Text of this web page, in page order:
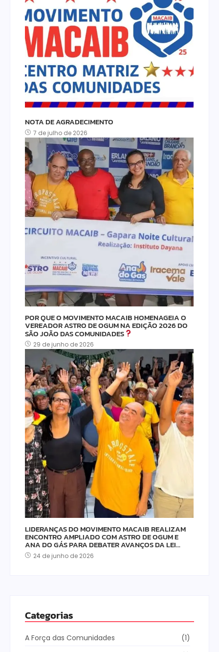
NOTA DE AGRADECIMENTO
7 de julho de 2026
POR QUE O MOVIMENTO MACAIB HOMENAGEIA O
VEREADOR ASTRO DE OGUM NA EDIÇÃO 2026 DO
SÃO JOÃO DAS COMUNIDADES
29 de junho de 2026
LIDERANÇAS DO MOVIMENTO MACAIB REALIZAM
ENCONTRO AMPLIADO COM ASTRO DE OGUM E
ANA DO GÁS PARA DEBATER AVANÇOS DA LEI…
24 de junho de 2026
Categorias
A Força das Comunidades
(1)